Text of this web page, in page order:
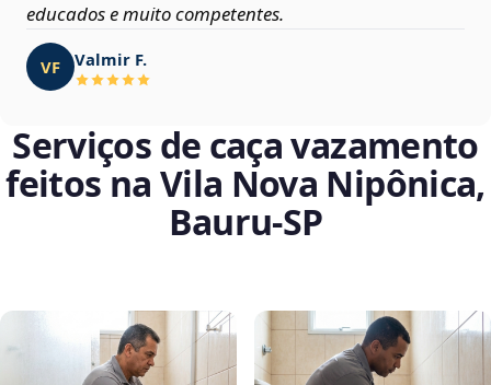
educados e muito competentes.
VF Valmir F.
Serviços de caça vazamento
feitos na Vila Nova Nipônica,
Bauru‑SP